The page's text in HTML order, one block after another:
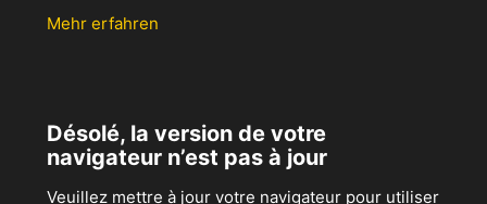
Mehr erfahren
Désolé, la version de votre
navigateur n’est pas à jour
Veuillez mettre à jour votre navigateur pour utiliser